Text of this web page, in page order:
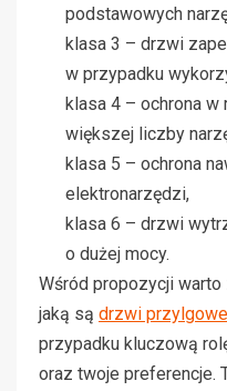
podstawowych
klasa 3 – drzwi
w przypadku
klasa 4 – ochrona
większej liczby
klasa 5 – ochrona
elektronarzędzi,
klasa 6 – drzwi
o dużej mocy.
Wśród propozycji
jaką są drzwi
przypadku kluczową
oraz twoje preferencje.